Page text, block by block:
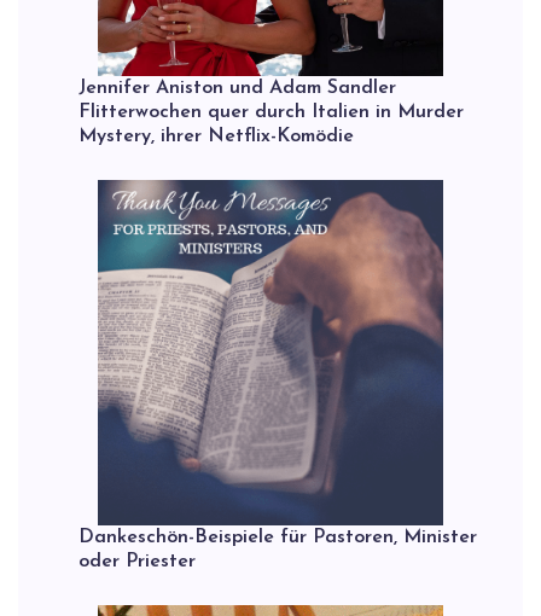
Jennifer Aniston und Adam Sandler
Flitterwochen quer durch Italien in Murder
Mystery, ihrer Netflix-Komödie
Dankeschön-Beispiele für Pastoren, Minister
oder Priester